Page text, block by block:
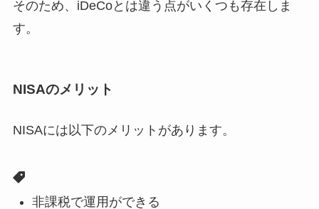
そのため、iDeCoとは違う点がいくつも存在しま
す。
NISAのメリット
NISAには以下のメリットがあります。
非課税で運用ができる